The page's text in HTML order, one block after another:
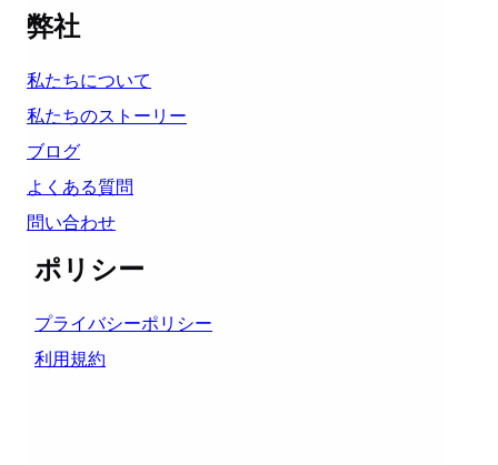
弊社
私たちについて
私たちのストーリー
ブログ
よくある質問
問い合わせ
ポリシー
プライバシーポリシー
利用規約